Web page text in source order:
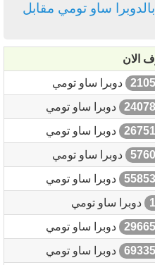
ساو تومي مقابل
الان
دوبرا ساو تومي
دوبرا ساو تومي
دوبرا ساو تومي
دوبرا ساو تومي
دوبرا ساو تومي
دوبرا ساو تومي
دوبرا ساو تومي
دوبرا ساو تومي